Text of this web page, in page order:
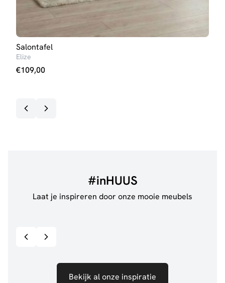
Salontafel
Elize
€109,00
#inHUUS
Laat je inspireren door onze mooie meubels
Bekijk al onze inspiratie